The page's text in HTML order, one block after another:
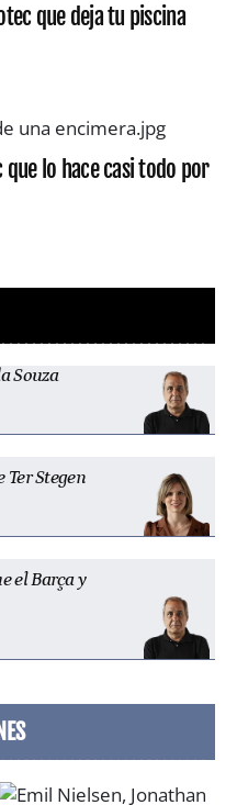
que deja tu piscina
que lo hace casi todo por
Souza
Ter Stegen
el Barça y